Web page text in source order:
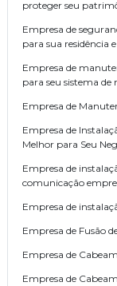
proteger seu
Empresa de
para sua residência
Empresa de
para seu sistema
Empresa de
Empresa de
Melhor para Seu
Empresa de
comunicação
Empresa de
Empresa de Fusão
Empresa de
Empresa de